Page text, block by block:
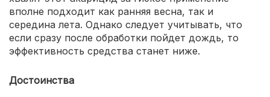
вполне подходит как ранняя весна, так и
середина лета. Однако следует учитывать, что
если сразу после обработки пойдет дождь, то
эффективность средства станет ниже.
Достоинства